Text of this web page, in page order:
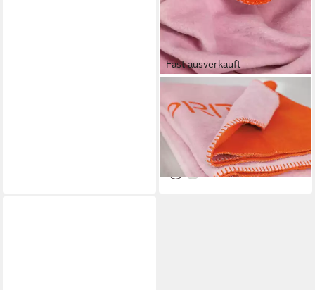
Fast ausverkauft
Plaid Fun, Doubleface Decke
ab 67,99 €
UVP79,99 €
-15%
lieferbar - in 2-3 Werktagen bei dir